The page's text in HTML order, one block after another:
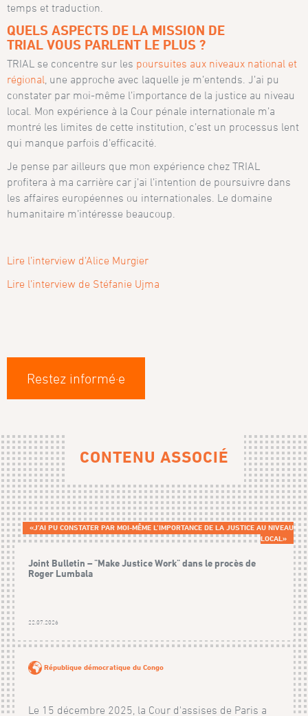
temps et traduction.
QUELS ASPECTS DE LA MISSION DE
TRIAL VOUS PARLENT LE PLUS ?
TRIAL se concentre sur les poursuites aux niveaux national et
régional , une approche avec laquelle je m’entends. J’ai pu
constater par moi-même l’importance de la justice au niveau
local. Mon expérience à la Cour pénale internationale m’a
montré les limites de cette institution, c’est un processus lent
qui manque parfois d’efficacité.
Je pense par ailleurs que mon expérience chez TRIAL
profitera à ma carrière car j’ai l’intention de poursuivre dans
les affaires européennes ou internationales. Le domaine
humanitaire m’intéresse beaucoup.
Lire l’interview d’Alice Murgier
Lire l’interview de Stéfanie Ujma
Restez informé·e
CONTENU ASSOCIÉ
«J’AI PU CONSTATER PAR MOI-MÊME L’IMPORTANCE DE LA JUSTICE AU NIVEAU
LOCAL»
Joint Bulletin – "Make Justice Work" dans le procès de
Roger Lumbala
22.07.2026
République démocratique du Congo
Le 15 décembre 2025, la Cour d'assises de Paris a